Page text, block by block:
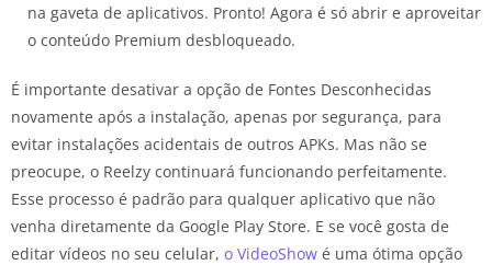
na gaveta de aplicativos. Pronto! Agora é só abrir e aproveitar
o conteúdo Premium desbloqueado.
É importante desativar a opção de Fontes Desconhecidas
novamente após a instalação, apenas por segurança, para
evitar instalações acidentais de outros APKs. Mas não se
preocupe, o Reelzy continuará funcionando perfeitamente.
Esse processo é padrão para qualquer aplicativo que não
venha diretamente da Google Play Store. E se você gosta de
editar vídeos no seu celular, o VideoShow é uma ótima opção